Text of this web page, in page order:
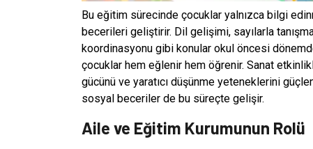
Bu eğitim sürecinde çocuklar yalnızca bilgi
becerileri geliştirir. Dil gelişimi, sayılarla
koordinasyonu gibi konular okul öncesi
çocuklar hem eğlenir hem öğrenir. Sanat
gücünü ve yaratıcı düşünme yeteneklerini
sosyal beceriler de bu süreçte gelişir.
Aile ve Eğitim Kurumunun Rolü